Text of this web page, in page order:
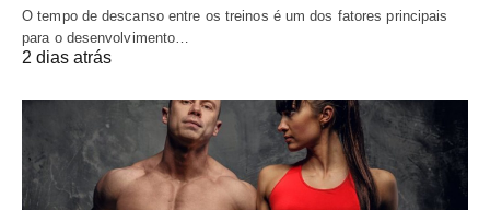
O tempo de descanso entre os treinos é um dos fatores principais
para o desenvolvimento…
2 dias atrás